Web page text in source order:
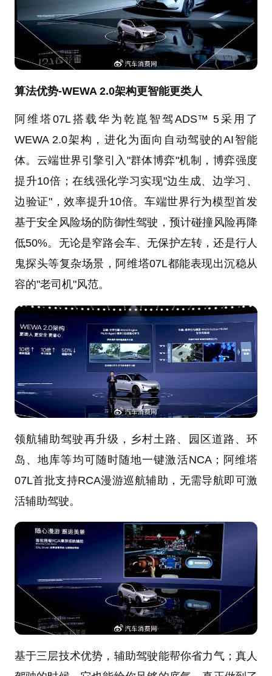
算法优势-WEWA 2.0架构更智能更类人
阿维塔07L搭载华为乾崑智驾ADS™ 5采用了
WEWA 2.0架构，进化为面向自动驾驶的AI智能
体。云端世界引擎引入"群体博弈"机制，博弈强度
提升10倍；在线强化学习实现"边生成、边学习、
边验证"，效率提升10倍。车端世界行为模型首发
基于安全风险场的防御性驾驶，预计碰撞风险再降
低50%。无论是窄路会车、无保护左转，还是行人
鬼探头等复杂场景，阿维塔07L都能表现出沉稳从
容的"老司机"风范。
领航辅助驾驶再升级，乡村土路、园区道路、环
岛、地库等均可随时随地一键激活NCA；阿维塔
07L首批支持RCA漫游巡航辅助，无需导航即可激
活辅助驾驶。
基于三层技术优势，辅助驾驶能帮你省力气；真人